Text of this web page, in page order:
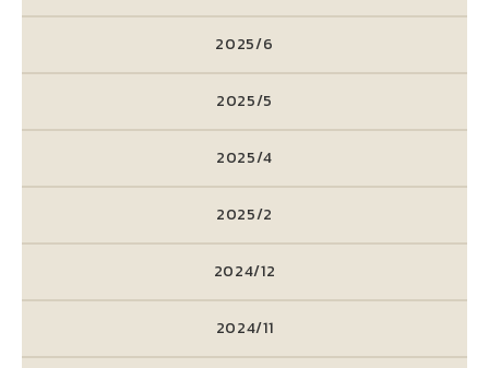
2025/6
2025/5
2025/4
2025/2
2024/12
2024/11